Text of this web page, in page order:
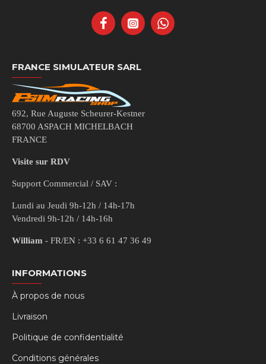
FRANCE SIMULATEUR SARL
692, Rue Auguste Scheurer-Kestner
68700 ASPACH MICHELBACH
FRANCE
Visite sur RDV
Support Commercial / SAV :
Lundi au Jeudi 9h-12h / 14h-17h
Vendredi 9h-12h / 14h-16h
William - FR/EN : +33 6 61 47 36 49
INFORMATIONS
À propos de nous
Livraison
Politique de confidentialité
Conditions générales